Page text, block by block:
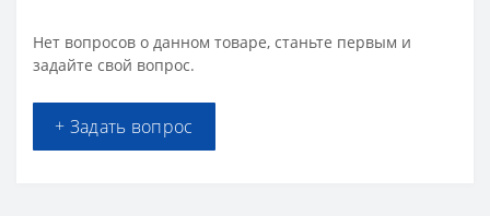
Нет вопросов о данном товаре, станьте первым и
задайте свой вопрос.
+ Задать вопрос